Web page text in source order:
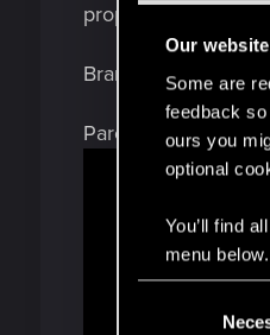
Our
Some are
feedback
ours you
optional
You’ll find
menu below.
propre voix, son
Branchez-vous,
Parce que les